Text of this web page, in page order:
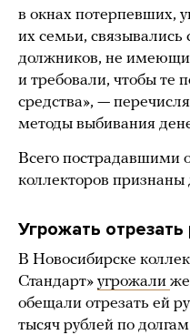
в окнах потерпевших,
их семьи, связывались
должников, не
и требовали, чтобы те
средства», —
методы выбивания
Всего пострадавшими
коллекторов признаны
Угрожать отрезать
В Новосибирске
Стандарт» угрожали
обещали отрезать ей
тысяч рублей по